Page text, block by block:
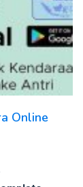
Online